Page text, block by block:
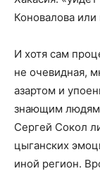
Коновалова или
И хотя сам
не очевидная,
азартом и
знающим
Сергей Сокол
цыганских
иной регион.